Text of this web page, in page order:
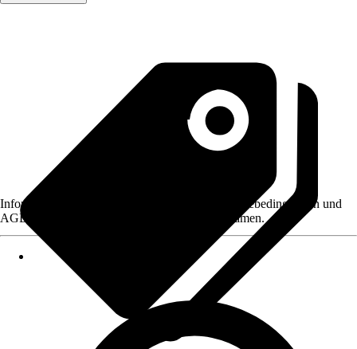
Informationen des Verkäufers, wie z. B. Rückgabebedingungen und
AGB, finden Sie bei Klick auf den Verkäufernamen.